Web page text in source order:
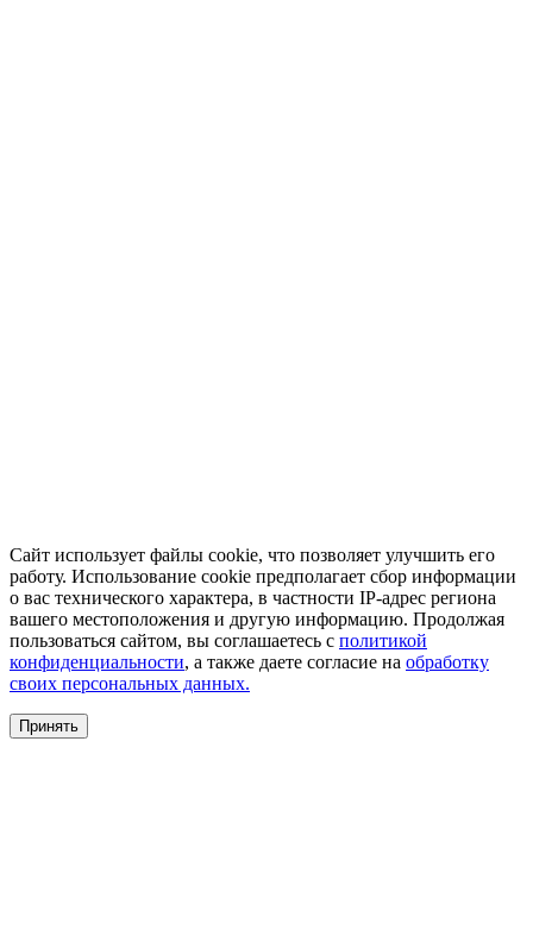
Сайт использует файлы cookie, что позволяет улучшить его
работу. Использование cookie предполагает сбор информации
о вас технического характера, в частности IP-адрес региона
вашего местоположения и другую информацию. Продолжая
пользоваться сайтом, вы соглашаетесь с политикой
конфиденциальности, а также даете согласие на обработку
своих персональных данных.
Принять